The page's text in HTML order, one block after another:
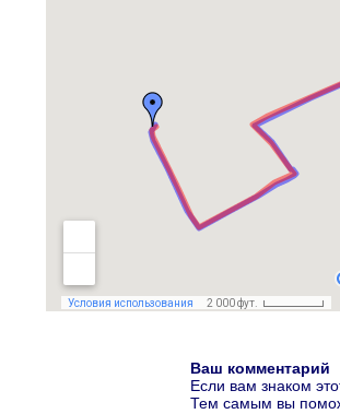
Ваш комментарий
Если вам знаком
Тем самым вы